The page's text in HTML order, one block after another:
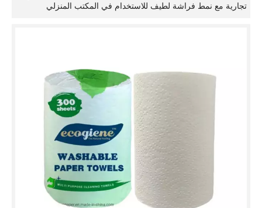
تجارية مع نمط فراشة لطيف للاستخدام في المكتب المنزلي